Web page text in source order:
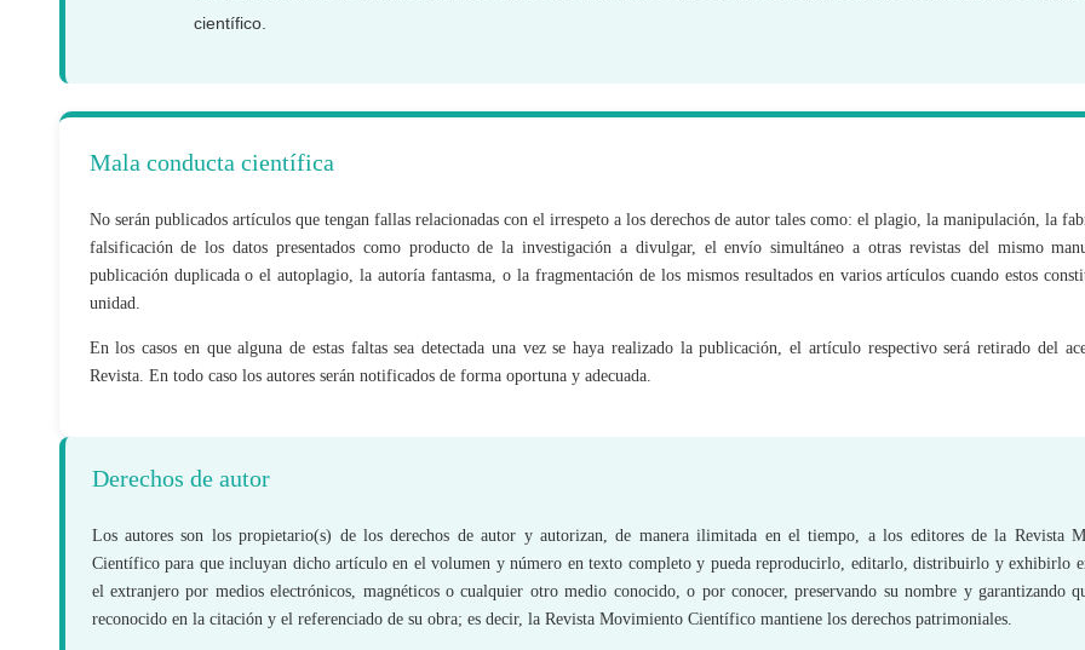
científico.
Mala conducta científica
No serán publicados artículos que tengan fallas relacionadas con el irrespeto a los derechos de autor tales como: el plagio, la manipulación, la
falsificación de los datos presentados como producto de la investigación a divulgar, el envío simultáneo a otras revistas del mismo
publicación duplicada o el autoplagio, la autoría fantasma, o la fragmentación de los mismos resultados en varios artículos cuando estos
unidad.
En los casos en que alguna de estas faltas sea detectada una vez se haya realizado la publicación, el artículo respectivo será retirado del
Revista. En todo caso los autores serán notificados de forma oportuna y adecuada.
Derechos de autor
Los autores son los propietario(s) de los derechos de autor y autorizan, de manera ilimitada en el tiempo, a los editores de la Revista
Científico para que incluyan dicho artículo en el volumen y número en texto completo y pueda reproducirlo, editarlo, distribuirlo y exhibirlo
el extranjero por medios electrónicos, magnéticos o cualquier otro medio conocido, o por conocer, preservando su nombre y garantizando
reconocido en la citación y el referenciado de su obra; es decir, la Revista Movimiento Científico mantiene los derechos patrimoniales.